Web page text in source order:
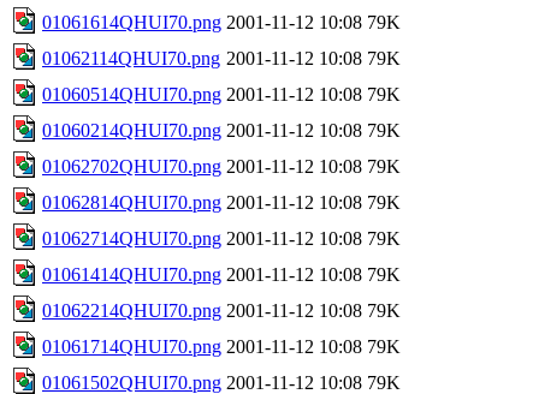
01061614QHUI70.png 2001-11-12 10:08 79K
01062114QHUI70.png 2001-11-12 10:08 79K
01060514QHUI70.png 2001-11-12 10:08 79K
01060214QHUI70.png 2001-11-12 10:08 79K
01062702QHUI70.png 2001-11-12 10:08 79K
01062814QHUI70.png 2001-11-12 10:08 79K
01062714QHUI70.png 2001-11-12 10:08 79K
01061414QHUI70.png 2001-11-12 10:08 79K
01062214QHUI70.png 2001-11-12 10:08 79K
01061714QHUI70.png 2001-11-12 10:08 79K
01061502QHUI70.png 2001-11-12 10:08 79K